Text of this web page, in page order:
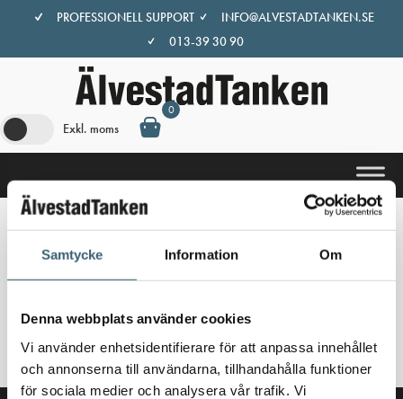
Samtycke Information Om
Denna webbplats använder cookies
Vi använder enhetsidentifierare för att anpassa innehållet
och annonserna till användarna, tillhandahålla funktioner
för sociala medier och analysera vår trafik. Vi
innehåll
PROFESSIONELL SUPPORT
INFO@ALVESTADTANKEN.SE
013-39 30 90
Exkl. moms
0
Piusi K24
Inga produkter hittades som motsvarar ditt val.